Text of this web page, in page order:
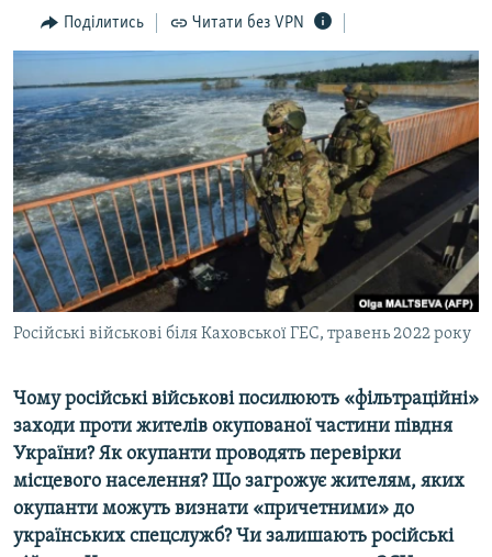
Перейти
ПОГЛЯД
ВСЕ ЗА ДЕНЬ
СПЕЦПРОЕКТИ
ДЕПОРТАЦІЯ
ВІДЕОУРОКИ «ELIFBE»
СВІДЧЕННЯ ОКУПАЦІЇ
УКРАЇНСЬКА ПРОБЛЕМА КРИМУ
ІНФОГРАФІКА
ЯК ОБІЙТИ БЛОКУВАННЯ
Русский
Qırımtatar
ДОЛУЧАЙСЯ!
Усі сайти RFE/RL
Поділитись Читати без VPN
Російські військові біля Каховської ГЕС, травень 2022 року
Чому російські військові посилюють «фільтраційні»
заходи проти жителів окупованої частини півдня
України? Як окупанти проводять перевірки
місцевого населення? Що загрожує жителям, яких
окупанти можуть визнати «причетними» до
українських спецслужб? Чи залишають російські